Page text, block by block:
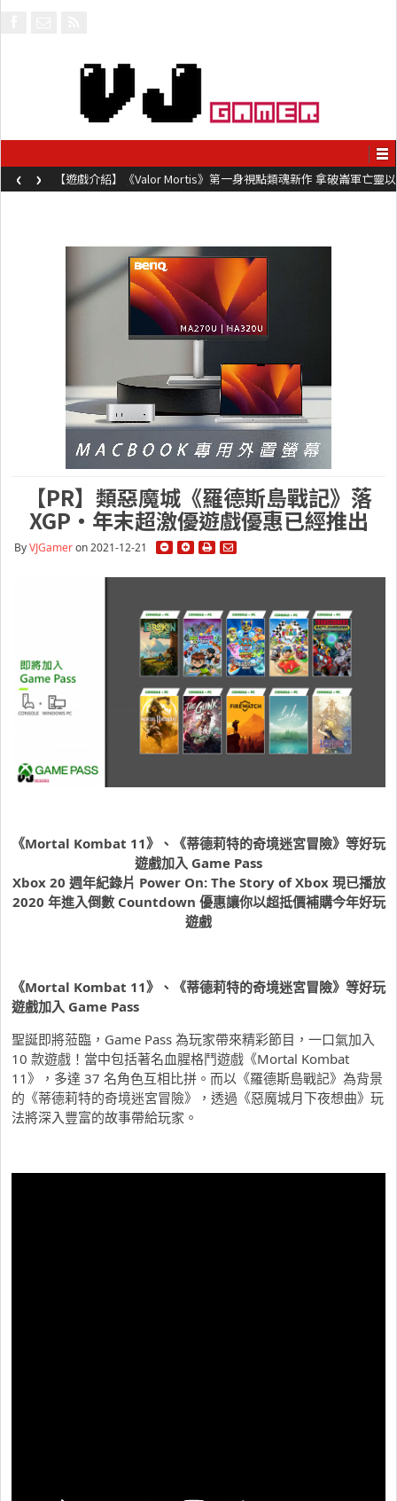
【遊戲介紹】《Valor Mortis》第一身視點類魂新作 拿破崙軍亡靈以
槍械劍與魔法殺敵
‹ ›
【PR】類惡魔城《羅德斯島戰記》落
XGP・年末超激優遊戲優惠已經推出
ByVJGameron 2021-12-21
《Mortal Kombat 11》、《蒂德莉特的奇境迷宮冒險》等好玩
遊戲加入 Game Pass
Xbox 20 週年紀錄片 Power On: The Story of Xbox 現已播放
2020 年進入倒數Countdown 優惠讓你以超抵價補購今年好玩
遊戲
《Mortal Kombat 11》、《蒂德莉特的奇境迷宮冒險》等好玩
遊戲加入 Game Pass
聖誕即將蒞臨，Game Pass 為玩家帶來精彩節目，一口氣加入
10 款遊戲！當中包括著名血腥格鬥遊戲《Mortal Kombat
11》，多達 37 名角色互相比拼。而以《羅德斯島戰記》為背景
的《蒂德莉特的奇境迷宮冒險》，透過《惡魔城月下夜想曲》玩
法將深入豐富的故事帶給玩家。